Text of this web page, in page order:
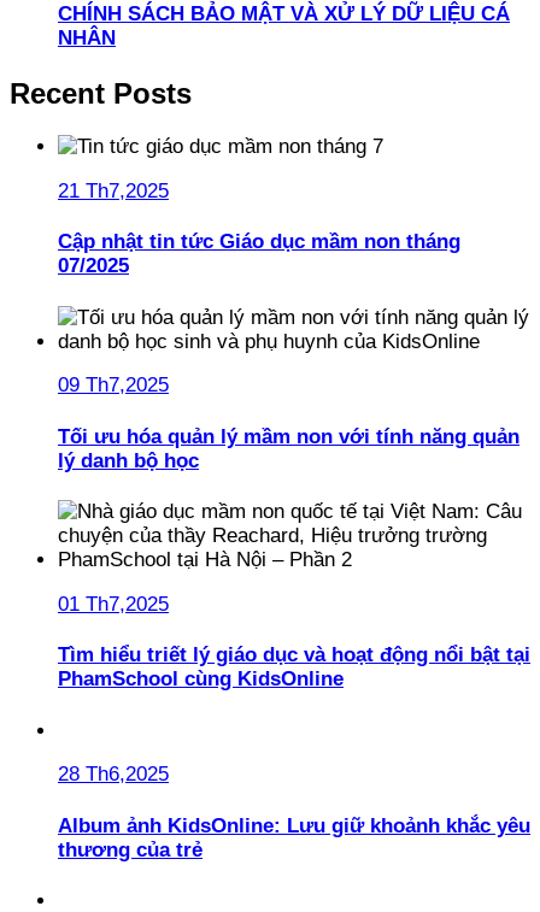
CHÍNH SÁCH BẢO MẬT VÀ XỬ LÝ DỮ LIỆU CÁ
NHÂN
Recent Posts
21 Th7,2025
Cập nhật tin tức Giáo dục mầm non tháng
07/2025
09 Th7,2025
Tối ưu hóa quản lý mầm non với tính năng quản
lý danh bộ học
01 Th7,2025
Tìm hiểu triết lý giáo dục và hoạt động nổi bật tại
PhamSchool cùng KidsOnline
28 Th6,2025
Album ảnh KidsOnline: Lưu giữ khoảnh khắc yêu
thương của trẻ